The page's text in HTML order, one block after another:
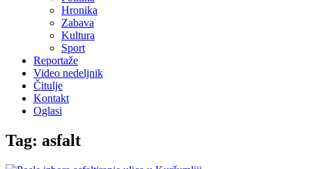
Hronika
Zabava
Kultura
Sport
Reportaže
Video nedeljnik
Čitulje
Kontakt
Oglasi
Tag: asfalt